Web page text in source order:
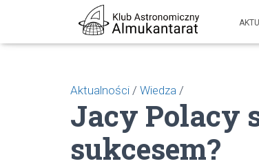
Aktualności / Wiedza /
Jacy Polacy
sukcesem?